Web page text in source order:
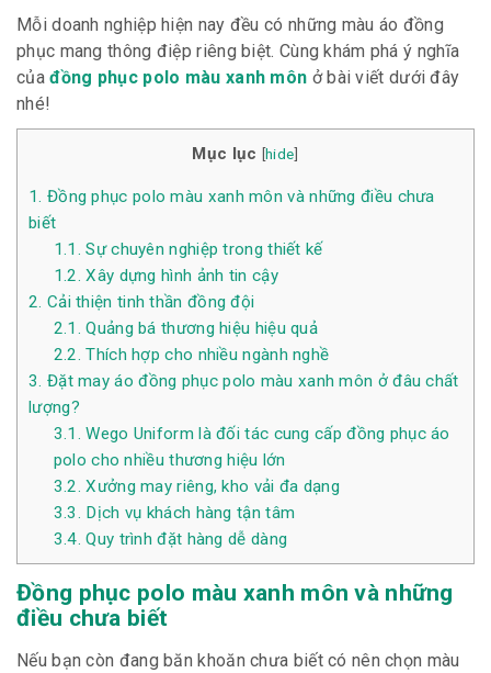
Mỗi doanh nghiệp hiện nay đều có những màu áo đồng
phục mang thông điệp riêng biệt. Cùng khám phá ý nghĩa
củađồng phục polo màu xanh môn ở bài viết dưới đây
nhé!
Mục lục [hide]
1. Đồng phục polo màu xanh môn và những điều chưa
biết
1.1. Sự chuyên nghiệp trong thiết kế
1.2. Xây dựng hình ảnh tin cậy
2. Cải thiện tinh thần đồng đội
2.1. Quảng bá thương hiệu hiệu quả
2.2. Thích hợp cho nhiều ngành nghề
3. Đặt may áo đồng phục polo màu xanh môn ở đâu chất
lượng?
3.1. Wego Uniform là đối tác cung cấp đồng phục áo
polo cho nhiều thương hiệu lớn
3.2. Xưởng may riêng, kho vải đa dạng
3.3. Dịch vụ khách hàng tận tâm
3.4. Quy trình đặt hàng dễ dàng
Đồng phục polo màu xanh môn và những
điều chưa biết
Nếu bạn còn đang băn khoăn chưa biết có nên chọn màu